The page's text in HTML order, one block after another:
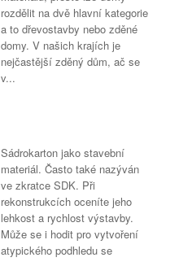
rozdělit na dvě hlavní kategorie
a to dřevostavby nebo zděné
domy. V našich krajích je
nejčastější zděný dům, ač se
v...
Sádrokarton jako stavební
materiál. Často také nazýván
ve zkratce SDK. Při
rekonstrukcích oceníte jeho
lehkost a rychlost výstavby.
Může se i hodit pro vytvoření
atypického podhledu se